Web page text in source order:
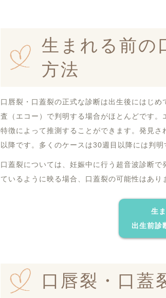
生まれる前の
方法
口唇裂・口蓋裂の正式な診断は出生後にはじ
査（エコー）で判明する場合がほとんどです
特徴によって推測することができます。発見
以降です。多くのケースは30週目以降には判明
口蓋裂については、妊娠中に行う超音波診断
ているように映る場合、口蓋裂の可能性はあり
生
出生前診
口唇裂・口蓋